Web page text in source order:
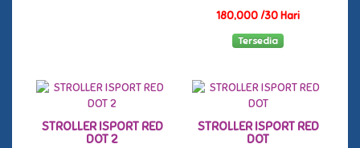
180,000 /30 Hari
Tersedia
STROLLER ISPORT RED
DOT 2
STROLLER ISPORT RED
DOT